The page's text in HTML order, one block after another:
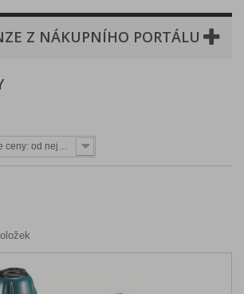
Z NÁKUPNÍHO PORTÁLU
Podle ceny: od nejnižší